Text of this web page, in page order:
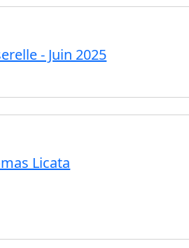
- Juin 2025
Licata